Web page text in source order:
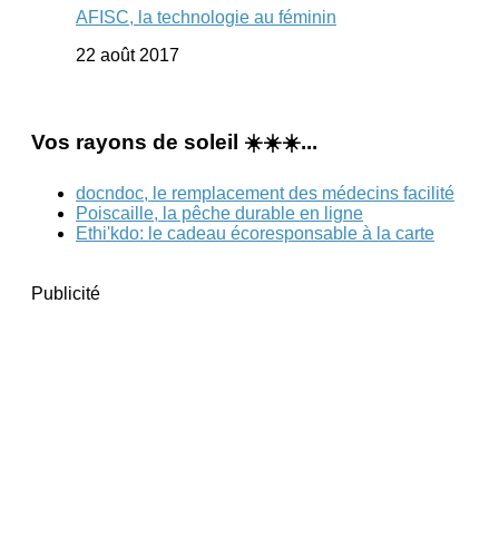
AFISC, la technologie au féminin
22 août 2017
Vos rayons de soleil ☀️☀️☀️...
docndoc, le remplacement des médecins facilité
Poiscaille, la pêche durable en ligne
Ethi'kdo: le cadeau écoresponsable à la carte
Publicité